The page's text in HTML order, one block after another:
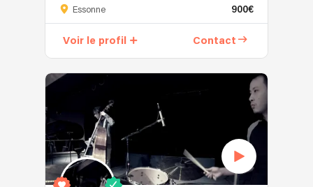
Essonne
900€
Voir le profil Contact